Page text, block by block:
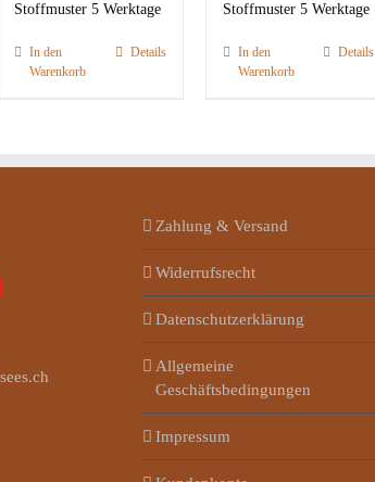
Stoffmuster 5 Werktage
In den
Warenkorb
Details
Stoffmuster 5 Werktage
In den
Warenkorb
Details
Zahlung & Versand
Widerrufsrecht
Datenschutzerklärung
Allgemeine
Geschäftsbedingungen
Impressum